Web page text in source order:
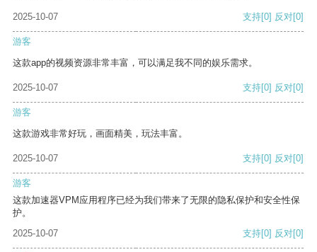
2025-10-07 支持[0] 反对[0]
游客
这款app的视频资源非常丰富，可以满足我不同的娱乐需求。
2025-10-07 支持[0] 反对[0]
游客
这款游戏非常好玩，画面精美，玩法丰富。
2025-10-07 支持[0] 反对[0]
游客
这款加速器VPM应用程序已经为我们带来了无限的隐私保护和安全性保
护。
2025-10-07
支持[0] 反对[0]